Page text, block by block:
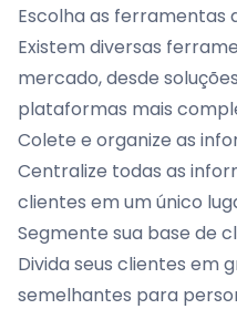
Escolha as ferramentas
Existem diversas
mercado, desde
plataformas mais
Colete e organize as
Centralize todas as
clientes em um único
Segmente sua base de
Divida seus clientes em
semelhantes para